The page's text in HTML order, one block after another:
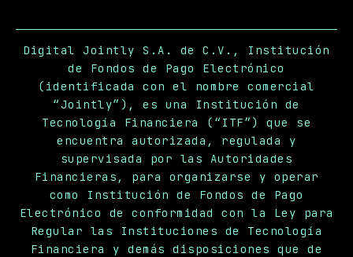
Digital Jointly S.A. de C.V., Institución
de Fondos de Pago Electrónico
(identificada con el nombre comercial
“Jointly”), es una Institución de
Tecnología Financiera (“ITF”) que se
encuentra autorizada, regulada y
supervisada por las Autoridades
Financieras, para organizarse y operar
como Institución de Fondos de Pago
Electrónico de conformidad con la Ley para
Regular las Instituciones de Tecnología
Financiera y demás disposiciones que de